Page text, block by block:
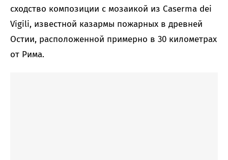
сходство композиции с мозаикой из Caserma dei
Vigili, известной казармы пожарных в древней
Остии, расположенной примерно в 30 километрах
от Рима.